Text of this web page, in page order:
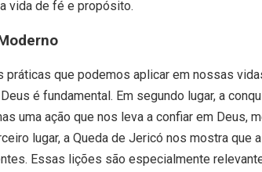
vida de fé e propósito.
que podemos aplicar em nossas
é fundamental. Em segundo lugar, a
uma ação que nos leva a confiar em Deus,
lugar, a Queda de Jericó nos mostra que
Essas lições são especialmente